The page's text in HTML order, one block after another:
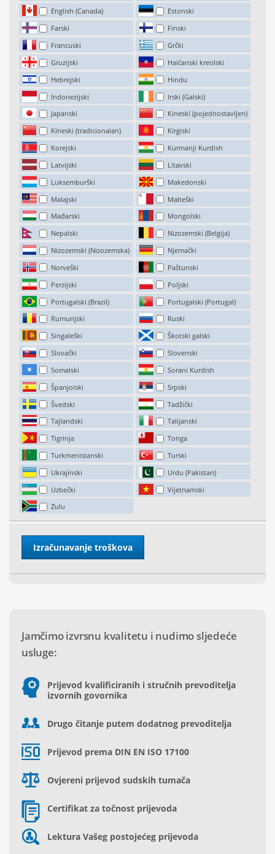
English (Canada)
Estonski
Farski
Finski
Francuski
Grčki
Gruzijski
Haićanski kreolski
Hebrejski
Hindu
Indonezijski
Irski (Galski)
Japanski
Kineski (pojednostavljen)
Kineski (tradicionalan)
Kirgiski
Korejski
Kurmanji Kurdish
Latvijski
Litavski
Luksemburški
Makedonski
Malajski
Malteški
Mađarski
Mongolski
Nepalski
Nizozemski (Belgija)
Nizozemski (Nizozemska)
Njemački
Norveški
Paštunski
Perzijski
Poljski
Portugalski (Brazil)
Portugalski (Portugal)
Rumunjski
Ruski
Singaleški
Škotski galski
Slovački
Slovenski
Somalski
Sorani Kurdish
Španjolski
Srpski
Švedski
Tadžički
Tajlandski
Talijanski
Tigrinja
Tonga
Turkmenistanski
Turski
Ukrajinski
Urdu (Pakistan)
Uzbečki
Vijetnamski
Zulu
Jamčimo izvrsnu kvalitetu i nudimo sljedeće
usluge:
Prijevod kvalificiranih i stručnih prevoditelja
izvornih govornika
Drugo čitanje putem dodatnog prevoditelja
Prijevod prema DIN EN ISO 17100
Ovjereni prijevod sudskih tumača
Certifikat za točnost prijevoda
Lektura Vašeg postojećeg prijevoda